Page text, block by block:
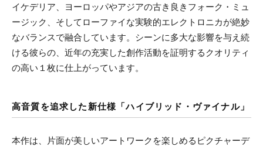
イケデリア、ヨーロッパやアジアの古き良きフォーク・ミュ
ージック、そしてローファイな実験的エレクトロニカが絶妙
なバランスで融合しています。シーンに多大な影響を与え続
ける彼らの、近年の充実した創作活動を証明するクオリティ
の高い１枚に仕上がっています。
高音質を追求した新仕様「ハイブリッド・ヴァイナル」
本作は、片面が美しいアートワークを楽しめるピクチャーデ